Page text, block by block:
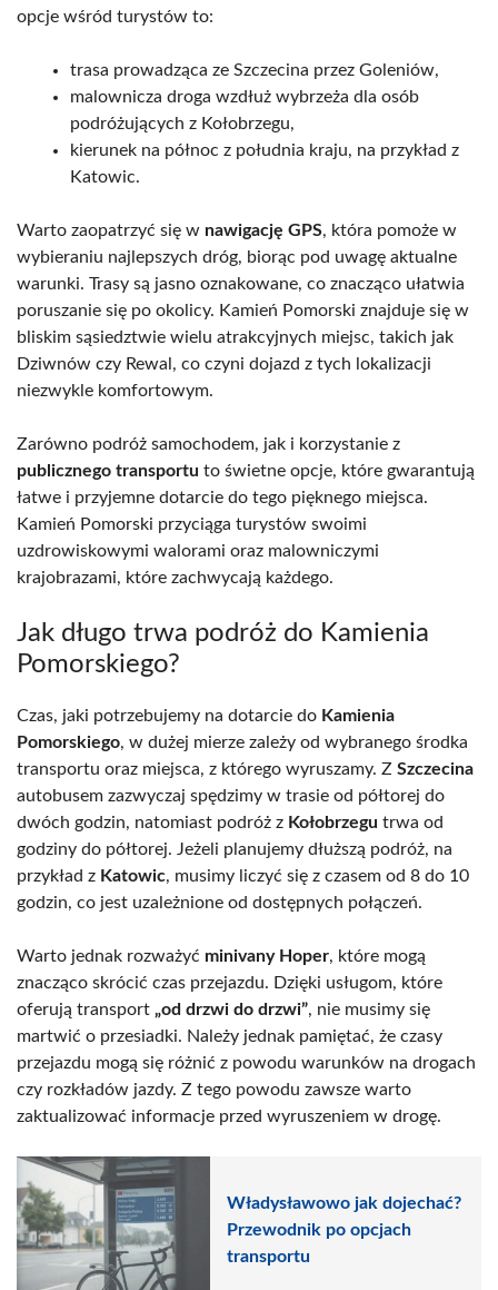
opcje wśród turystów to:
trasa prowadząca ze Szczecina przez Goleniów,
malownicza droga wzdłuż wybrzeża dla osób
podróżujących z Kołobrzegu,
kierunek na północ z południa kraju, na przykład z
Katowic.
Warto zaopatrzyć się w nawigację GPS, która pomoże w
wybieraniu najlepszych dróg, biorąc pod uwagę aktualne
warunki. Trasy są jasno oznakowane, co znacząco ułatwia
poruszanie się po okolicy. Kamień Pomorski znajduje się w
bliskim sąsiedztwie wielu atrakcyjnych miejsc, takich jak
Dziwnów czy Rewal, co czyni dojazd z tych lokalizacji
niezwykle komfortowym.
Zarówno podróż samochodem, jak i korzystanie z
publicznego transportu to świetne opcje, które gwarantują
łatwe i przyjemne dotarcie do tego pięknego miejsca.
Kamień Pomorski przyciąga turystów swoimi
uzdrowiskowymi walorami oraz malowniczymi
krajobrazami, które zachwycają każdego.
Jak długo trwa podróż do Kamienia
Pomorskiego?
Czas, jaki potrzebujemy na dotarcie do Kamienia
Pomorskiego, w dużej mierze zależy od wybranego środka
transportu oraz miejsca, z którego wyruszamy. Z Szczecina
autobusem zazwyczaj spędzimy w trasie od półtorej do
dwóch godzin, natomiast podróż z Kołobrzegu trwa od
godziny do półtorej. Jeżeli planujemy dłuższą podróż, na
przykład z Katowic, musimy liczyć się z czasem od 8 do 10
godzin, co jest uzależnione od dostępnych połączeń.
Warto jednak rozważyć minivany Hoper, które mogą
znacząco skrócić czas przejazdu. Dzięki usługom, które
oferują transport „od drzwi do drzwi”, nie musimy się
martwić o przesiadki. Należy jednak pamiętać, że czasy
przejazdu mogą się różnić z powodu warunków na drogach
czy rozkładów jazdy. Z tego powodu zawsze warto
zaktualizować informacje przed wyruszeniem w drogę.
Władysławowo jak dojechać?
Przewodnik po opcjach
transportu